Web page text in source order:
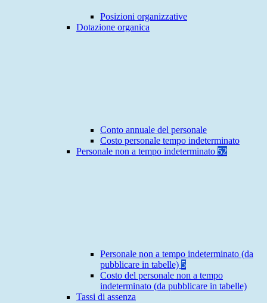
Posizioni organizzative
Dotazione organica
Conto annuale del personale
Costo personale tempo indeterminato
Personale non a tempo indeterminato 52
Personale non a tempo indeterminato (da
pubblicare in tabelle) 5
Costo del personale non a tempo
indeterminato (da pubblicare in tabelle)
Tassi di assenza